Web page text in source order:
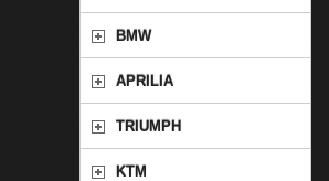
BMW
APRILIA
TRIUMPH
KTM